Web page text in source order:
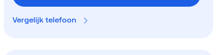
Vergelijk telefoon